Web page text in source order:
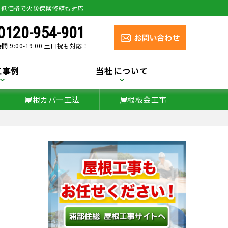
価格で火災保険修繕も対応
954-901
9:00-19:00 土日祝も対応！
例 当社について
屋根カバー工法 屋根板金工事